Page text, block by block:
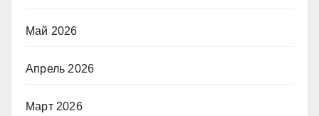
Май 2026
Апрель 2026
Март 2026